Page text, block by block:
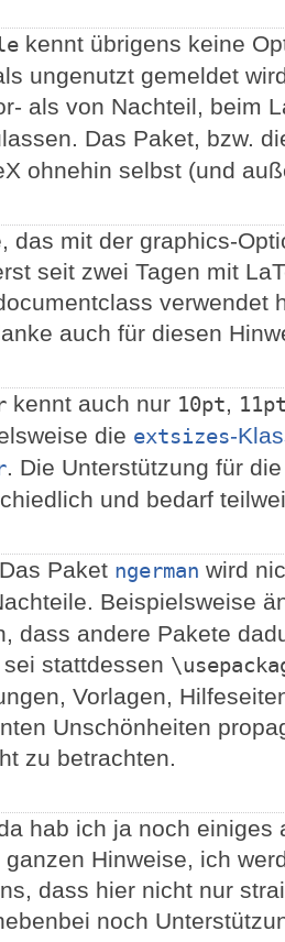
kennt übrigens keine
ungenutzt gemeldet
als von Nachteil, beim
Das Paket, bzw.
ohnehin selbst (und
das mit der graphics-
seit zwei Tagen mit
verwendet
auch für diesen
kennt auch nur 10pt,
die extsizes-
. Die Unterstützung für
und bedarf
Paket ngerman wird
Beispielsweise
dass andere Pakete
sei stattdessen
Vorlagen,
Unschönheiten
zu betrachten.
hab ich ja noch einiges
ganzen Hinweise, ich
dass hier nicht nur
noch